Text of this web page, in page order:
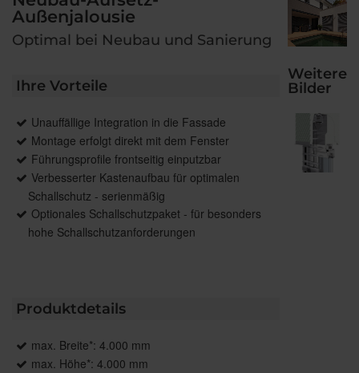
Außenjalousie
Optimal bei Neubau und Sanierung
Ihre Vorteile
Unauffällige Integration in die Fassade
Montage erfolgt direkt mit dem Fenster
Führungsprofile frontseitig einputzbar
Verbesserter Kastenaufbau für optimalen
Schallschutz - serienmäßig
Optionales Schallschutzpaket - für besonders
hohe Schallschutzanforderungen
Produktdetails
max. Breite*: 4.000 mm
max. Höhe*: 4.000 mm
Weitere
Bilder